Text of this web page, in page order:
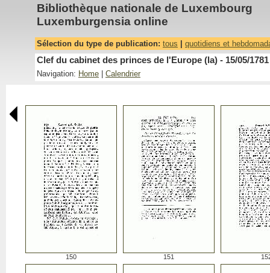
Bibliothèque nationale de Luxembourg
Luxemburgensia online
Sélection du type de publication: tous quotidiens et
Clef du cabinet des princes de l'Europe (la) - 15/05/1781
Navigation: Home Calendrier
150 151